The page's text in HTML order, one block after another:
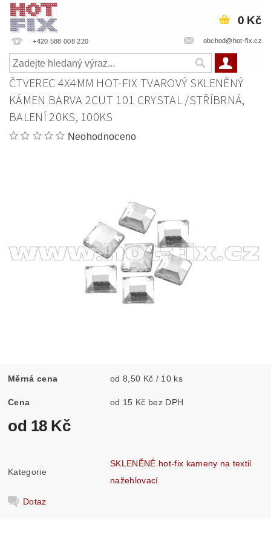
+420 588 008 220 obchod@hot-fix.cz
0 Kč
ČTVEREC 4X4MM HOT-FIX TVAROVÝ SKLENĚNÝ
KÁMEN BARVA 2CUT 101 CRYSTAL /STŘÍBRNÁ,
BALENÍ 20KS, 100KS
Neohodnoceno
Měrná cena od 8,50 Kč / 10 ks
Cena od 15 Kč bez DPH
od 18 Kč
Kategorie
SKLENĚNÉ hot-fix kameny na textil
nažehlovací
Dotaz